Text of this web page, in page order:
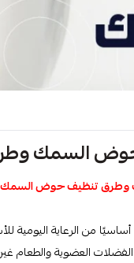
السمك
تنظيف حوض السمك
من الرعاية اليومية
العضوية والطعام غير